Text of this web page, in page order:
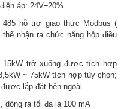
áp: 24V±20%
hỗ trợ giao thức Modbus (
nhận ra chức năng hộp điều
​​15kW trở xuống được tích hợp
~ 75kW tích hợp tùy chọn;
lắp đặt bên ngoài
dòng ra tối đa là 100 mA